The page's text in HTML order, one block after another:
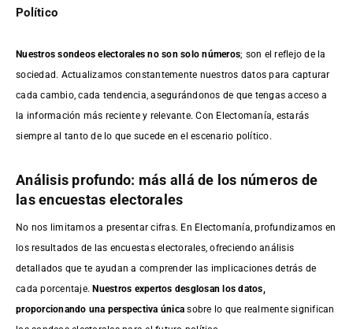
Político
Nuestros sondeos electorales no son solo números; son el reflejo de la
sociedad. Actualizamos constantemente nuestros datos para capturar
cada cambio, cada tendencia, asegurándonos de que tengas acceso a
la información más reciente y relevante. Con Electomanía, estarás
siempre al tanto de lo que sucede en el escenario político.
Análisis profundo: más allá de los números de
las encuestas electorales
No nos limitamos a presentar cifras. En Electomanía, profundizamos en
los resultados de las encuestas electorales, ofreciendo análisis
detallados que te ayudan a comprender las implicaciones detrás de
cada porcentaje.Nuestros expertos desglosan los datos,
proporcionando una perspectiva única sobre lo que realmente significan